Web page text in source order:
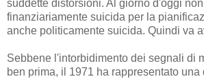
suddette distorsioni. Al giorno d'oggi
finanziariamente suicida per la
anche politicamente suicida. Quindi va
Sebbene l'intorbidimento dei segnali di
ben prima, il 1971 ha rappresentato